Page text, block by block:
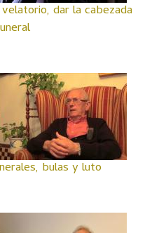
dar la cabezada
bulas y luto